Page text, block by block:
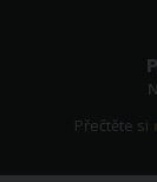
Přečtěte si